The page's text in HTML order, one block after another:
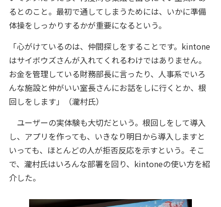
るとのこと。最初で通してしまうためには、いかに準備
体操をしっかりするかが重要になるという。
「心がけているのは、仲間探しをすることです。kintone
はサイボウズさんが入れてくれるわけではありません。
お金を管理している財務部長に言ったり、人事系でいろ
んな施設と仲がいい室長さんにお話をしに行くとか、根
回しをします」（瀧村氏）
ユーザーの実体験も大切だという。根回しをして導入
し、アプリを作っても、いきなり明日から導入しますと
いっても、ほとんどの人が拒否反応を示すという。そこ
で、瀧村氏はいろんな部署を回り、kintoneの使い方を紹
介した。